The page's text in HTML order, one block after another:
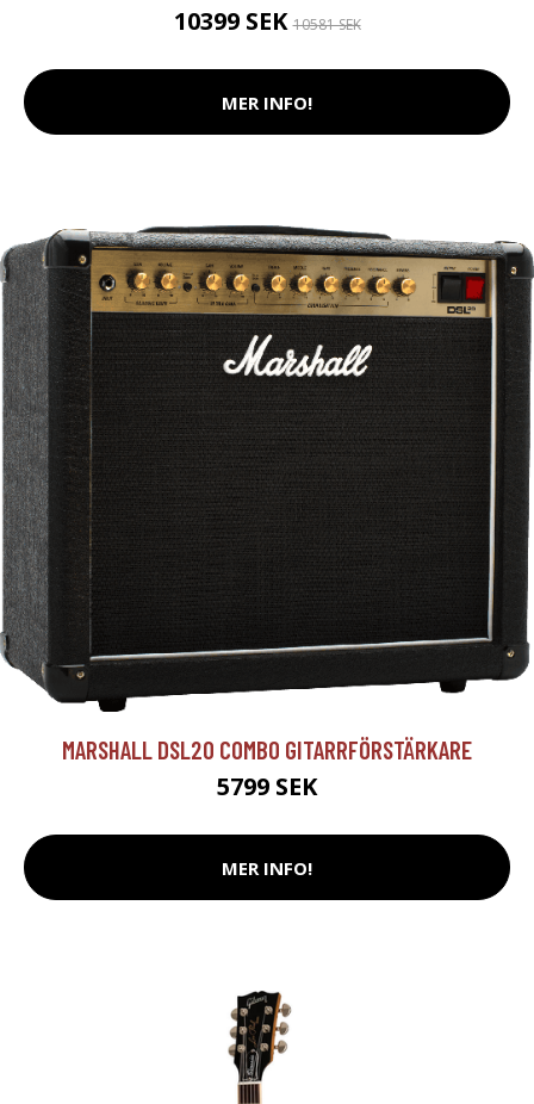
10399 SEK10581 SEK
MER INFO!
MARSHALL DSL20 COMBO GITARRFÖRSTÄRKARE
5799 SEK
MER INFO!